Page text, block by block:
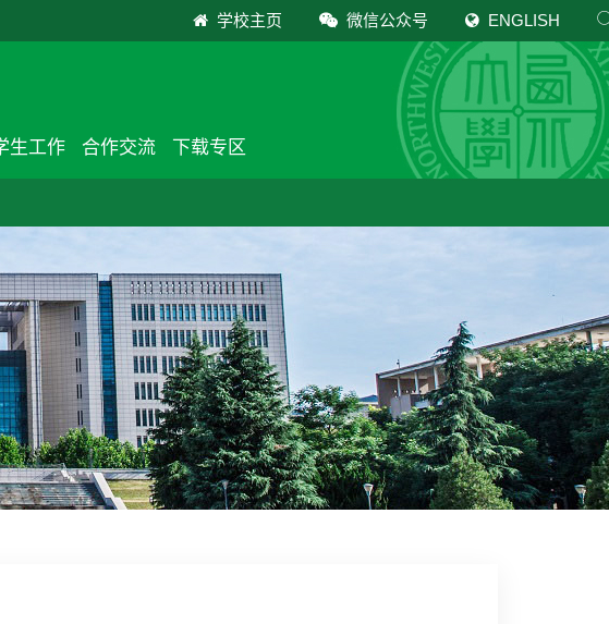
学校主页 微信公众号 ENGLISH
生工作 合作交流 下载专区